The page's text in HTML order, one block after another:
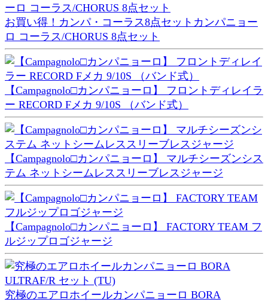
お買い得！カンパ・コーラス8点セットカンパニョー
ロ コーラス/CHORUS 8点セット
【Campagnolo□カンパニョーロ】 フロントディレイラ
ー RECORD Fメカ 9/10S （バンド式）
【Campagnolo□カンパニョーロ】 マルチシーズンシス
テム ネットシームレススリーブレスジャージ
【Campagnolo□カンパニョーロ】 FACTORY TEAM フ
ルジップロゴジャージ
究極のエアロホイールカンパニョーロ BORA